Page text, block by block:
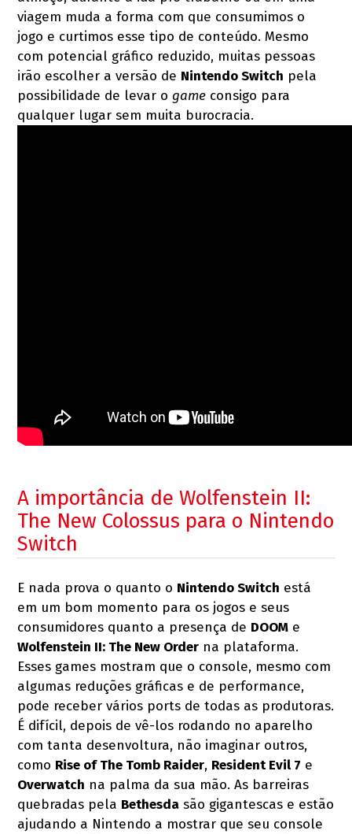
viagem muda a forma com que consumimos o
jogo e curtimos esse tipo de conteúdo. Mesmo
com potencial gráfico reduzido, muitas pessoas
irão escolher a versão de Nintendo Switch pela
possibilidade de levar ogame consigo para
qualquer lugar sem muita burocracia.
A importância de Wolfenstein II:
The New Colossus para o Nintendo
Switch
E nada prova o quanto o Nintendo Switch está
em um bom momento para os jogos e seus
consumidores quanto a presença de DOOM e
Wolfenstein II: The New Order na plataforma.
Esses games mostram que o console, mesmo com
algumas reduções gráficas e de performance,
pode receber vários ports de todas as produtoras.
É difícil, depois de vê-los rodando no aparelho
com tanta desenvoltura, não imaginar outros,
como Rise of The Tomb Raider, Resident Evil 7 e
Overwatch na palma da sua mão. As barreiras
quebradas pela Bethesda são gigantescas e estão
ajudando a Nintendo a mostrar que seu console